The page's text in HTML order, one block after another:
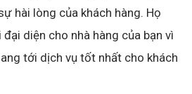
hài lòng của khách hàng. Họ
diện cho nhà hàng của bạn vì
tới dịch vụ tốt nhất cho khách